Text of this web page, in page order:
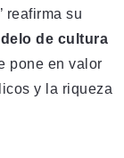
reafirma su
de cultura
pone en valor
y la riqueza